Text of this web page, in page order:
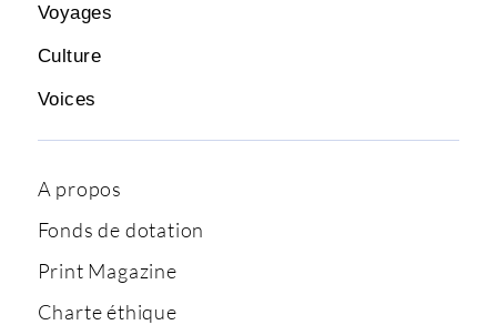
Voyages
Culture
Voices
A propos
Fonds de dotation
Print Magazine
Charte éthique